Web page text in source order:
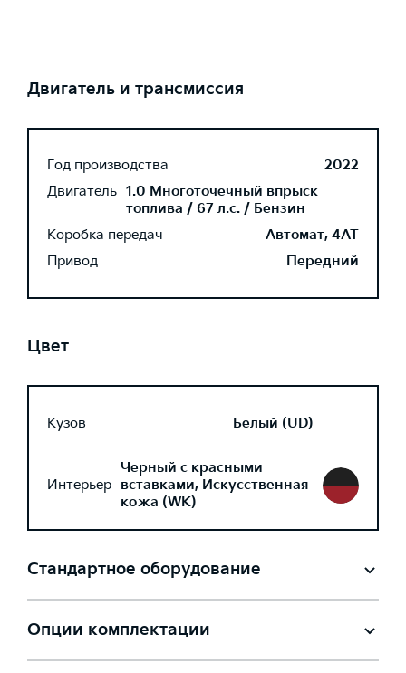
Двигатель и трансмиссия
Год производства
2022
Двигатель 1.0 Многоточечный впрыск
топлива / 67 л.с. / Бензин
Коробка передач
Автомат, 4AT
Привод
Передний
Цвет
Кузов Белый (UD)
Интерьер
Черный с красными
вставками, Искусственная
кожа (WK)
Стандартное оборудование
Опции комплектации